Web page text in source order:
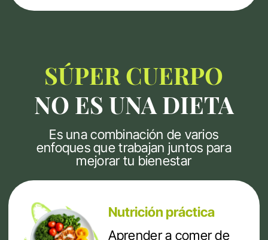
alimentos y organizar
tus comidas
Comprender la
relación emocional
con la comida
Psicología de la
alimentación
Suplementación
basada en hechos